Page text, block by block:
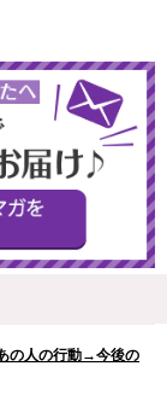
の人の行動→今後の